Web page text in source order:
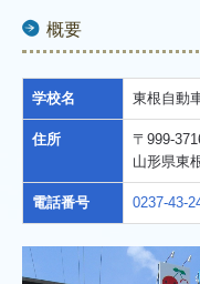
概要
学校名 東根自動
住所
〒999-
山形県東
電話番号 0237-43-